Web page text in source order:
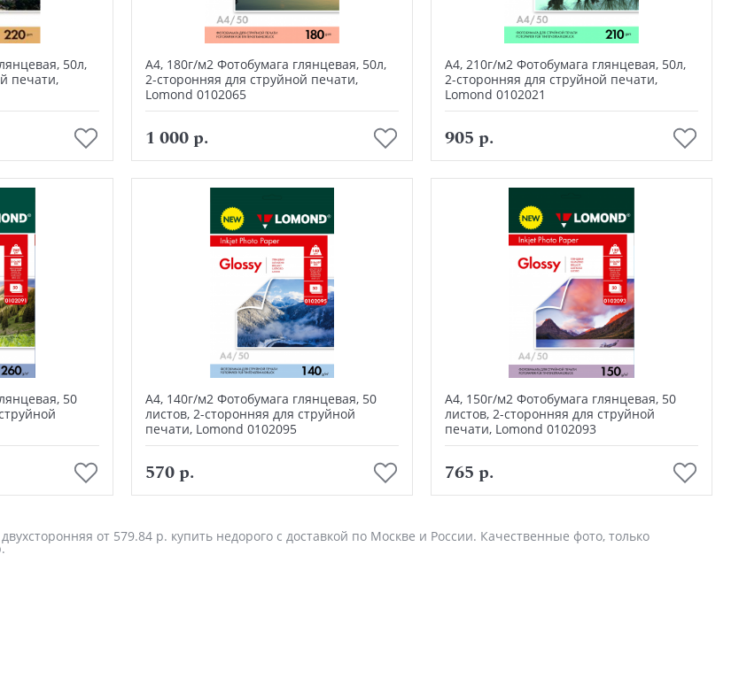
50л,
печати,
А4, 180г/м2 Фотобумага глянцевая, 50л,
2-сторонняя для струйной печати,
Lomond 0102065
1 000 р.
А4, 210г/м2 Фотобумага глянцевая, 50л,
2-сторонняя для струйной печати,
Lomond 0102021
905 р.
50
А4, 140г/м2 Фотобумага глянцевая, 50
листов, 2-сторонняя для струйной
печати, Lomond 0102095
570 р.
А4, 150г/м2 Фотобумага глянцевая, 50
листов, 2-сторонняя для струйной
печати, Lomond 0102093
765 р.
от 579.84 р. купить недорого с доставкой по Москве и России. Качественные фото, только